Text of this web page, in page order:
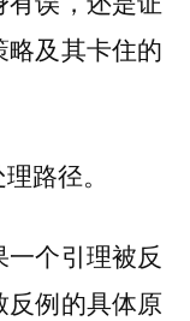
及其卡住的
路径。
个引理被反
反例的具体原